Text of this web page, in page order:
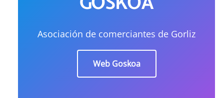
Asociación de comerciantes de Gorliz
Web Goskoa